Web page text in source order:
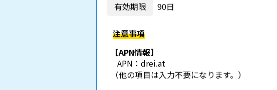
有効期限 90日
注意事項
【APN情報】
APN： drei.at
（他の項目は入力不要になります。）